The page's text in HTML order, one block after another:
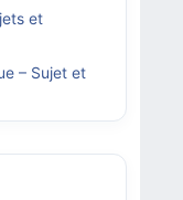
et
– Sujet et